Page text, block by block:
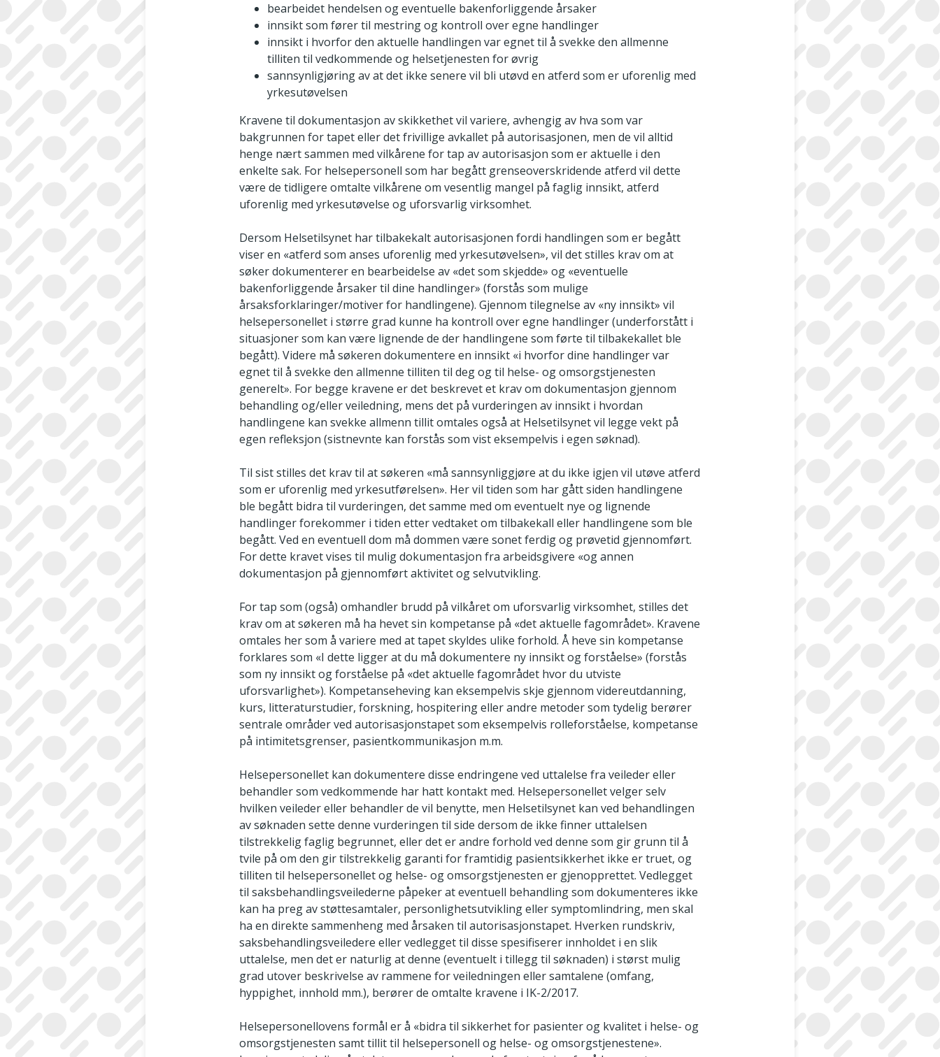
bearbeidet hendelsen og eventuelle bakenforliggende årsaker
innsikt som fører til mestring og kontroll over egne handlinger
innsikt i hvorfor den aktuelle handlingen var egnet til å svekke den allmenne
tilliten til vedkommende og helsetjenesten for øvrig
sannsynligjøring av at det ikke senere vil bli utøvd en atferd som er uforenlig med
yrkesutøvelsen
Kravene til dokumentasjon av skikkethet vil variere, avhengig av hva som var
bakgrunnen for tapet eller det frivillige avkallet på autorisasjonen, men de vil alltid
henge nært sammen med vilkårene for tap av autorisasjon som er aktuelle i den
enkelte sak. For helsepersonell som har begått grenseoverskridende atferd vil dette
være de tidligere omtalte vilkårene om vesentlig mangel på faglig innsikt, atferd
uforenlig med yrkesutøvelse og uforsvarlig virksomhet.
Dersom Helsetilsynet har tilbakekalt autorisasjonen fordi handlingen som er begått
viser en «atferd som anses uforenlig med yrkesutøvelsen», vil det stilles krav om at
søker dokumenterer en bearbeidelse av «det som skjedde» og «eventuelle
bakenforliggende årsaker til dine handlinger» (forstås som mulige
årsaksforklaringer/motiver for handlingene). Gjennom tilegnelse av «ny innsikt» vil
helsepersonellet i større grad kunne ha kontroll over egne handlinger (underforstått i
situasjoner som kan være lignende de der handlingene som førte til tilbakekallet ble
begått). Videre må søkeren dokumentere en innsikt «i hvorfor dine handlinger var
egnet til å svekke den allmenne tilliten til deg og til helse- og omsorgstjenesten
generelt». For begge kravene er det beskrevet et krav om dokumentasjon gjennom
behandling og/eller veiledning, mens det på vurderingen av innsikt i hvordan
handlingene kan svekke allmenn tillit omtales også at Helsetilsynet vil legge vekt på
egen refleksjon (sistnevnte kan forstås som vist eksempelvis i egen søknad).
Til sist stilles det krav til at søkeren «må sannsynliggjøre at du ikke igjen vil utøve atferd
som er uforenlig med yrkesutførelsen». Her vil tiden som har gått siden handlingene
ble begått bidra til vurderingen, det samme med om eventuelt nye og lignende
handlinger forekommer i tiden etter vedtaket om tilbakekall eller handlingene som ble
begått. Ved en eventuell dom må dommen være sonet ferdig og prøvetid gjennomført.
For dette kravet vises til mulig dokumentasjon fra arbeidsgivere «og annen
dokumentasjon på gjennomført aktivitet og selvutvikling.
For tap som (også) omhandler brudd på vilkåret om uforsvarlig virksomhet, stilles det
krav om at søkeren må ha hevet sin kompetanse på «det aktuelle fagområdet». Kravene
omtales her som å variere med at tapet skyldes ulike forhold. Å heve sin kompetanse
forklares som «I dette ligger at du må dokumentere ny innsikt og forståelse» (forstås
som ny innsikt og forståelse på «det aktuelle fagområdet hvor du utviste
uforsvarlighet»). Kompetanseheving kan eksempelvis skje gjennom videreutdanning,
kurs, litteraturstudier, forskning, hospitering eller andre metoder som tydelig berører
sentrale områder ved autorisasjonstapet som eksempelvis rolleforståelse, kompetanse
på intimitetsgrenser, pasientkommunikasjon m.m.
Helsepersonellet kan dokumentere disse endringene ved uttalelse fra veileder eller
behandler som vedkommende har hatt kontakt med. Helsepersonellet velger selv
hvilken veileder eller behandler de vil benytte, men Helsetilsynet kan ved behandlingen
av søknaden sette denne vurderingen til side dersom de ikke finner uttalelsen
tilstrekkelig faglig begrunnet, eller det er andre forhold ved denne som gir grunn til å
tvile på om den gir tilstrekkelig garanti for framtidig pasientsikkerhet ikke er truet, og
tilliten til helsepersonellet og helse- og omsorgstjenesten er gjenopprettet. Vedlegget
til saksbehandlingsveilederne påpeker at eventuell behandling som dokumenteres ikke
kan ha preg av støttesamtaler, personlighetsutvikling eller symptomlindring, men skal
ha en direkte sammenheng med årsaken til autorisasjonstapet. Hverken rundskriv,
saksbehandlingsveiledere eller vedlegget til disse spesifiserer innholdet i en slik
uttalelse, men det er naturlig at denne (eventuelt i tillegg til søknaden) i størst mulig
grad utover beskrivelse av rammene for veiledningen eller samtalene (omfang,
hyppighet, innhold mm.), berører de omtalte kravene i IK-2/2017.
Helsepersonellovens formål er å «bidra til sikkerhet for pasienter og kvalitet i helse- og
omsorgstjenesten samt tillit til helsepersonell og helse- og omsorgstjenestene».